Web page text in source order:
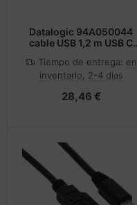
Datalogic 94A050044
cable USB 1,2 m USB C
Tiempo de entrega: en
inventario, 2-4 dias
28,46 €